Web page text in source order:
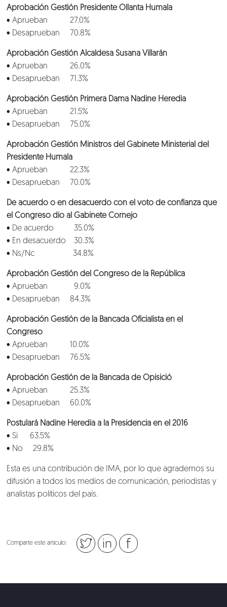
Nosotros
Clientes
Lo que hacemos
Blog
Aprobación Gestión Presidente Ollanta Humala
• Aprueban 27.0%
• Desaprueban 70.8%
Aprobación Gestión Alcaldesa Susana Villarán
• Aprueban 26.0%
• Desaprueban 71.3%
Aprobación Gestión Primera Dama Nadine Heredia
• Aprueban 21.5%
• Desaprueban 75.0%
Aprobación Gestión Ministros del Gabinete Ministerial del
Presidente Humala
• Aprueban 22.3%
• Desaprueban 70.0%
De acuerdo o en desacuerdo con el voto de confianza que
el Congreso dio al Gabinete Cornejo
• De acuerdo 35.0%
• En desacuerdo 30.3%
• Ns/Nc 34.8%
Aprobación Gestión del Congreso de la República
• Aprueban 9.0%
• Desaprueban 84.3%
Aprobación Gestión de la Bancada Oficialista en el
Congreso
• Aprueban 10.0%
• Desaprueban 76.5%
Aprobación Gestión de la Bancada de Opisició
• Aprueban 25.3%
• Desaprueban 60.0%
Postulará Nadine Heredia a la Presidencia en el 2016
• Si 63.5%
• No 29.8%
Esta es una contribución de IMA, por lo que agrademos su
difusión a todos los medios de comunicación, periodistas y
analistas políticos del país.
Comparte este artículo: